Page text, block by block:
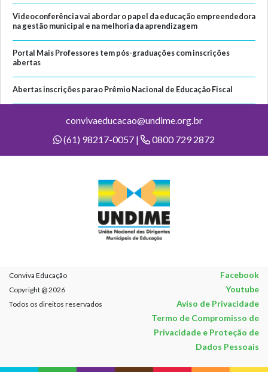
Videoconferência vai abordar o papel da educação empreendedora
na gestão municipal e na melhoria da aprendizagem
Portal Mais Professores tem pós-graduações com inscrições
abertas
Abertas inscrições para o Prêmio Nacional de Educação Fiscal
convivaeducacao@undime.org.br
(61) 98217-0057 |
0800 729 2872
Conviva Educação Facebook
Copyright @ 2026 Youtube
Todos os direitos reservados
Aviso de Privacidade
Termo de Compromisso de
Privacidade e Proteção de
Dados Pessoais